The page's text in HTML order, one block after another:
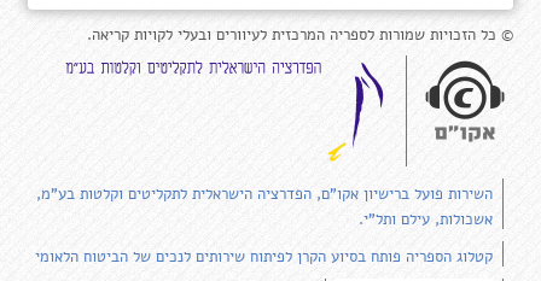
© כל הזכויות שמורות לספריה המרכזית לעיוורים ובעלי לקויות קריאה.
השירות פועל ברישיון אקו"ם, הפדרציה הישראלית לתקליטים וקלטות בע"מ,
אשכולות, עילם ותל"י.
קטלוג הספריה פותח בסיוע הקרן לפיתוח שירותים לנכים של הביטוח הלאומי